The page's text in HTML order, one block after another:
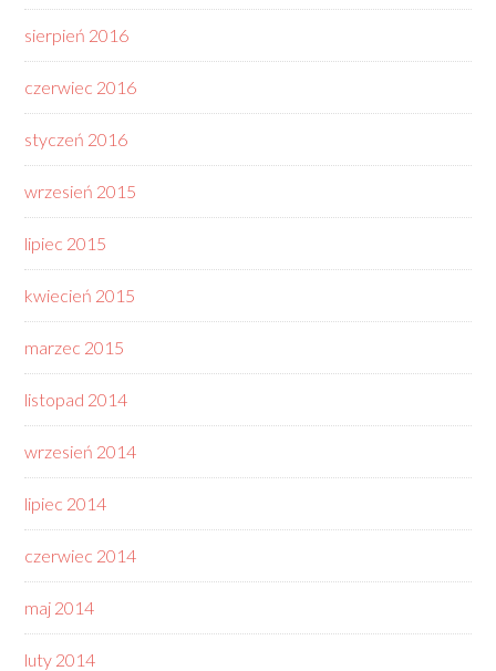
sierpień 2016
czerwiec 2016
styczeń 2016
wrzesień 2015
lipiec 2015
kwiecień 2015
marzec 2015
listopad 2014
wrzesień 2014
lipiec 2014
czerwiec 2014
maj 2014
luty 2014